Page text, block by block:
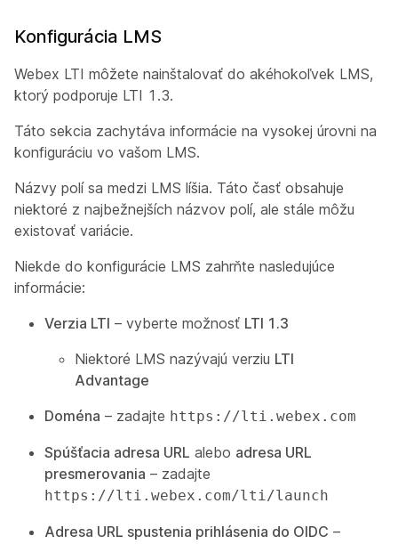
Konfigurácia LMS
Webex LTI môžete nainštalovať do akéhokoľvek LMS,
ktorý podporuje LTI 1.3.
Táto sekcia zachytáva informácie na vysokej úrovni na
konfiguráciu vo vašom LMS.
Názvy polí sa medzi LMS líšia. Táto časť obsahuje
niektoré z najbežnejších názvov polí, ale stále môžu
existovať variácie.
Niekde do konfigurácie LMS zahrňte nasledujúce
informácie:
Verzia LTI – vyberte možnosť LTI 1.3
Niektoré LMS nazývajú verziu LTI
Advantage
Doména – zadajte https://lti.webex.com
Spúšťacia adresa URL alebo adresa URL
presmerovania – zadajte
https://lti.webex.com/lti/launch
Adresa URL spustenia prihlásenia do OIDC –